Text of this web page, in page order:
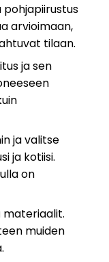
arvioimaan,
tilaan.
ja sen
ja valitse
ja kotiisi.
on
materiaalit.
muiden